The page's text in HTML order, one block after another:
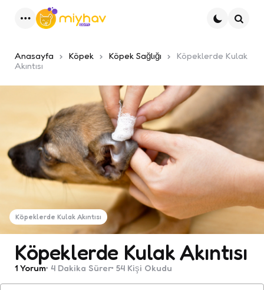
Anasayfa Köpek Köpek Sağlığı
Köpeklerde Kulak
Akıntısı
Köpeklerde Kulak Akıntısı
Köpeklerde Kulak Akıntısı
1 Yorum 4 Dakika Sürer 54 Kişi Okudu